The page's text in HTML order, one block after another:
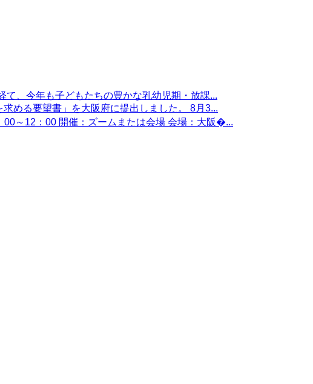
、今年も子どもたちの豊かな乳幼児期・放課...
める要望書」を大阪府に提出しました。 8月3...
00～12：00 開催：ズームまたは会場 会場：大阪�...